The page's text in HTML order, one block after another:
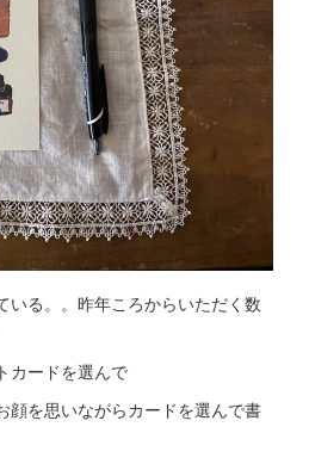
いる。。昨年ころからいただく数
カードを選んで
顔を思いながらカードを選んで書